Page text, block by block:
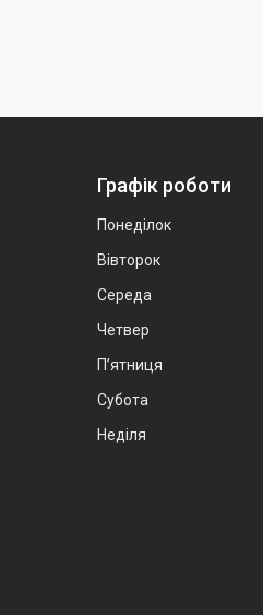
Графік роботи
Понеділок
Вівторок
Середа
Четвер
Пʼятниця
Субота
Неділя